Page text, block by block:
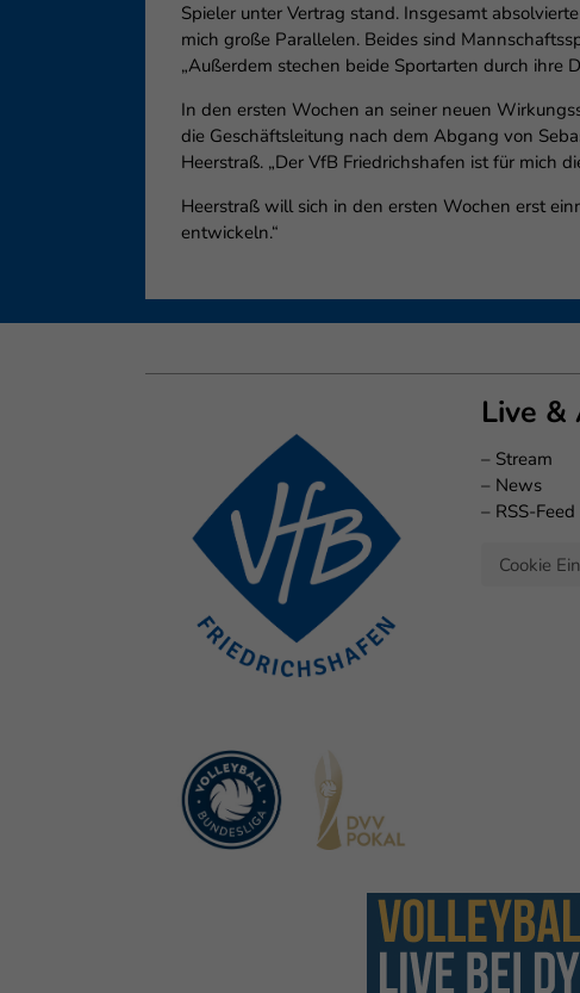
Spieler unter Vertrag stand. Insgesamt
mich große Parallelen. Beides sind
„Außerdem stechen beide Sportarten durch ihre
In den ersten Wochen an seiner neuen
die Geschäftsleitung nach dem Abgang von
Heerstraß. „Der VfB Friedrichshafen ist für mich
Heerstraß will sich in den ersten Wochen erst
entwickeln.“
Live
– Stream
– News
– RSS-Feed
Cookie